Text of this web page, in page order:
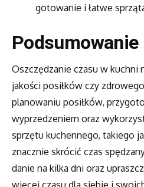
gotowanie i łatwe
Podsumowanie
Oszczędzanie czasu w kuchni
jakości posiłków czy
planowaniu posiłków,
wyprzedzeniem oraz
sprzętu kuchennego, takiego
znacznie skrócić czas
danie na kilka dni oraz
więcej czasu dla siebie i